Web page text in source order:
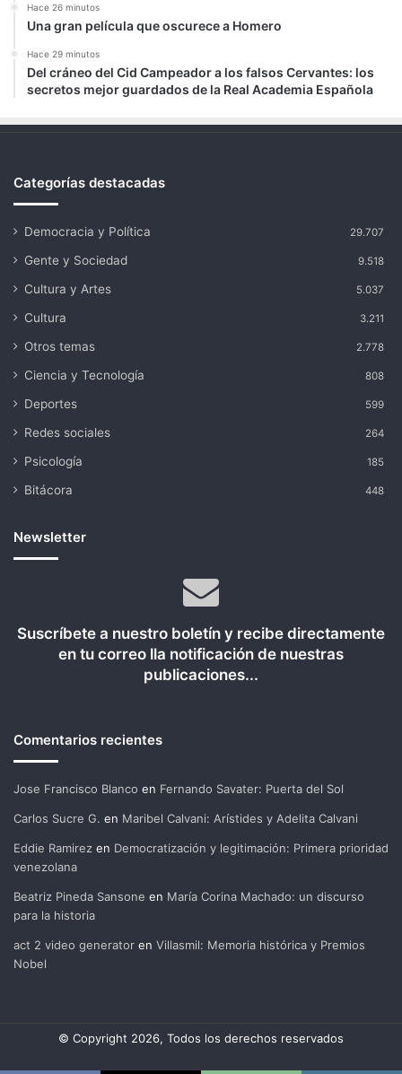
Hace 26 minutos
Una gran película que oscurece a Homero
Hace 29 minutos
Del cráneo del Cid Campeador a los falsos Cervantes: los
secretos mejor guardados de la Real Academia Española
Categorías destacadas
Democracia y Política 29.707
Gente y Sociedad 9.518
Cultura y Artes 5.037
Cultura 3.211
Otros temas 2.778
Ciencia y Tecnología 808
Deportes 599
Redes sociales 264
Psicología 185
Bitácora 448
Newsletter
Suscríbete a nuestro boletín y recibe directamente
en tu correo lla notificación de nuestras
publicaciones...
Comentarios recientes
Jose Francisco Blanco en Fernando Savater: Puerta del Sol
Carlos Sucre G. en Maribel Calvani: Arístides y Adelita Calvani
Eddie Ramirez en Democratización y legitimación: Primera prioridad
venezolana
Beatriz Pineda Sansone en María Corina Machado: un discurso
para la historia
act 2 video generator en Villasmil: Memoria histórica y Premios
Nobel
© Copyright 2026, Todos los derechos reservados